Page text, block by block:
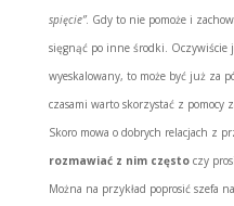
spięcie”. Gdy to nie pomoże i
sięgnąć po inne środki.
wyeskalowany, to może być już za
czasami warto skorzystać z pomocy
Skoro mowa o dobrych relacjach z
rozmawiać z nim częstoczy
Można na przykład poprosić szefa